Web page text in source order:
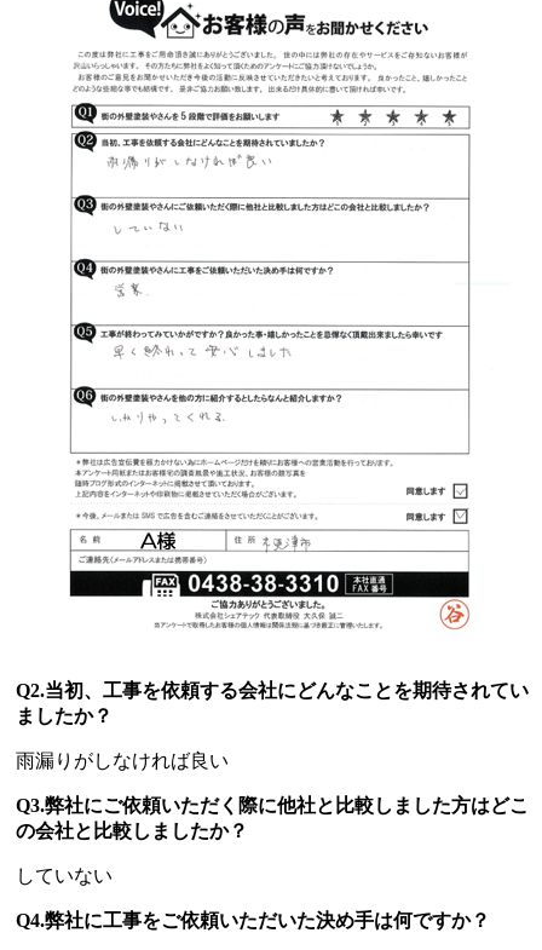
Q2.当初、工事を依頼する会社にどんなことを期待されてい
ましたか？
雨漏りがしなければ良い
Q3.弊社にご依頼いただく際に他社と比較しました方はどこ
の会社と比較しましたか？
していない
Q4.弊社に工事をご依頼いただいた決め手は何ですか？